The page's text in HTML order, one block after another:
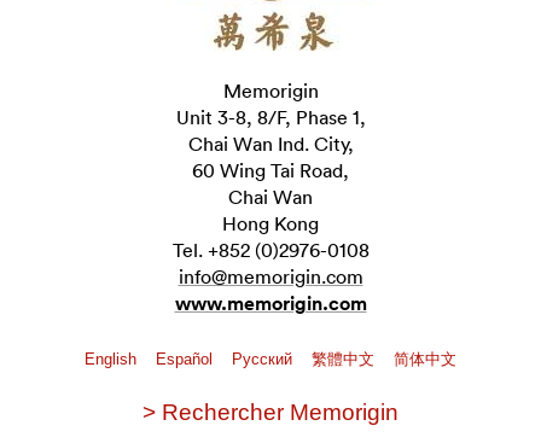
Memorigin
Unit 3-8, 8/F, Phase 1,
Chai Wan Ind. City,
60 Wing Tai Road,
Chai Wan
Hong Kong
Tel. +852 (0)2976-0108
info@memorigin.com
www.memorigin.com
English Español Pусский 繁體中文 简体中文
> Rechercher Memorigin